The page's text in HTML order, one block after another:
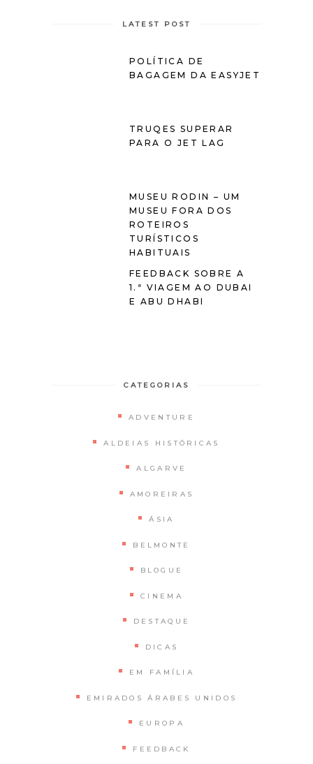
LATEST POST
POLÍTICA DE
BAGAGEM DA EASYJET
TRUQES SUPERAR
PARA O JET LAG
MUSEU RODIN – UM
MUSEU FORA DOS
ROTEIROS
TURÍSTICOS
HABITUAIS
FEEDBACK SOBRE A
1.ª VIAGEM AO DUBAI
E ABU DHABI
CATEGORIAS
ADVENTURE
ALDEIAS HISTÓRICAS
ALGARVE
AMOREIRAS
ÁSIA
BELMONTE
BLOGUE
CINEMA
DESTAQUE
DICAS
EM FAMÍLIA
EMIRADOS ÁRABES UNIDOS
EUROPA
FEEDBACK